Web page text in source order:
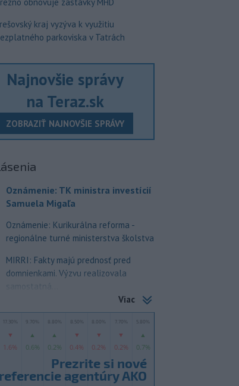
kraj vyzýva k využitiu
parkoviska v Tatrách
Najnovšie správy
na Teraz.sk
ZOBRAZIŤ NAJNOVŠIE SPRÁVY
Oznámenie: TK ministra investícií
Samuela Migaľa
Oznámenie: Kurikurálna reforma -
regionálne turné ministerstva školstva
MIRRI: Fakty majú prednosť pred
domnienkami. Výzvu realizovala
samostatná...
Viac